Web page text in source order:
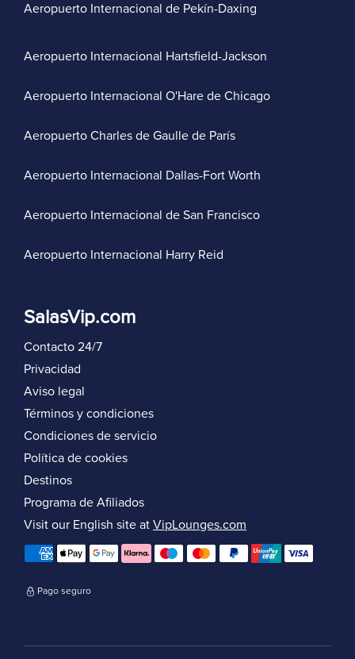
Aeropuerto Internacional de Pekín-Daxing
Aeropuerto Internacional Hartsfield-Jackson
Aeropuerto Internacional O'Hare de Chicago
Aeropuerto Charles de Gaulle de París
Aeropuerto Internacional Dallas-Fort Worth
Aeropuerto Internacional de San Francisco
Aeropuerto Internacional Harry Reid
SalasVip.com
Contacto 24/7
Privacidad
Aviso legal
Términos y condiciones
Condiciones de servicio
Política de cookies
Destinos
Programa de Afiliados
Visit our English site at VipLounges.com
Pago seguro